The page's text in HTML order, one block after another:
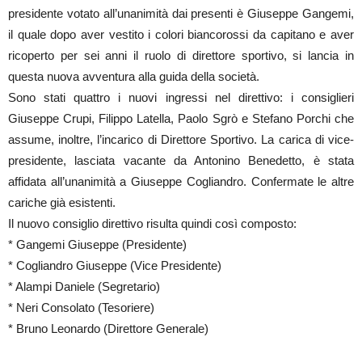
presidente votato all’unanimità dai presenti è Giuseppe Gangemi,
il quale dopo aver vestito i colori biancorossi da capitano e aver
ricoperto per sei anni il ruolo di direttore sportivo, si lancia in
questa nuova avventura alla guida della società.
Sono stati quattro i nuovi ingressi nel direttivo: i consiglieri
Giuseppe Crupi, Filippo Latella, Paolo Sgrò e Stefano Porchi che
assume, inoltre, l’incarico di Direttore Sportivo. La carica di vice-
presidente, lasciata vacante da Antonino Benedetto, è stata
affidata all’unanimità a Giuseppe Cogliandro. Confermate le altre
cariche già esistenti.
Il nuovo consiglio direttivo risulta quindi così composto:
* Gangemi Giuseppe (Presidente)
* Cogliandro Giuseppe (Vice Presidente)
* Alampi Daniele (Segretario)
* Neri Consolato (Tesoriere)
* Bruno Leonardo (Direttore Generale)